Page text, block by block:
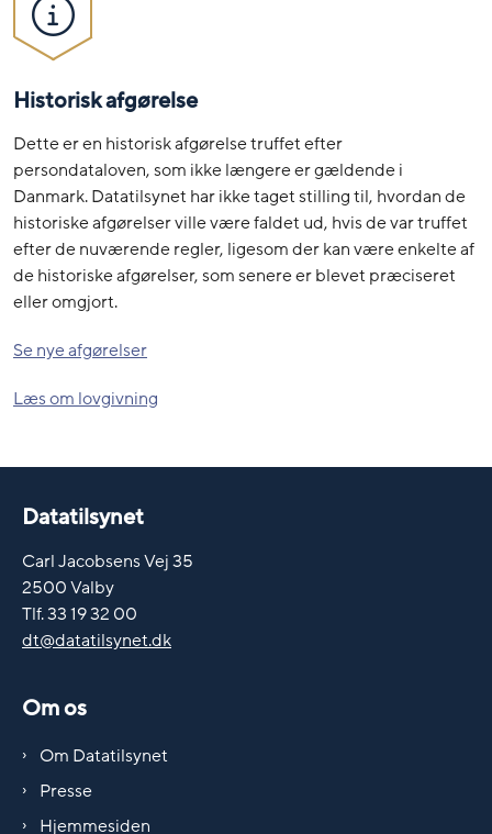
Historisk afgørelse
Dette er en historisk afgørelse truffet efter
persondataloven, som ikke længere er gældende i
Danmark. Datatilsynet har ikke taget stilling til, hvordan de
historiske afgørelser ville være faldet ud, hvis de var truffet
efter de nuværende regler, ligesom der kan være enkelte af
de historiske afgørelser, som senere er blevet præciseret
eller omgjort.
Se nye afgørelser
Læs om lovgivning
Datatilsynet
Carl Jacobsens Vej 35
2500 Valby
Tlf. 33 19 32 00
dt@datatilsynet.dk
Om os
Om Datatilsynet
Presse
Hjemmesiden